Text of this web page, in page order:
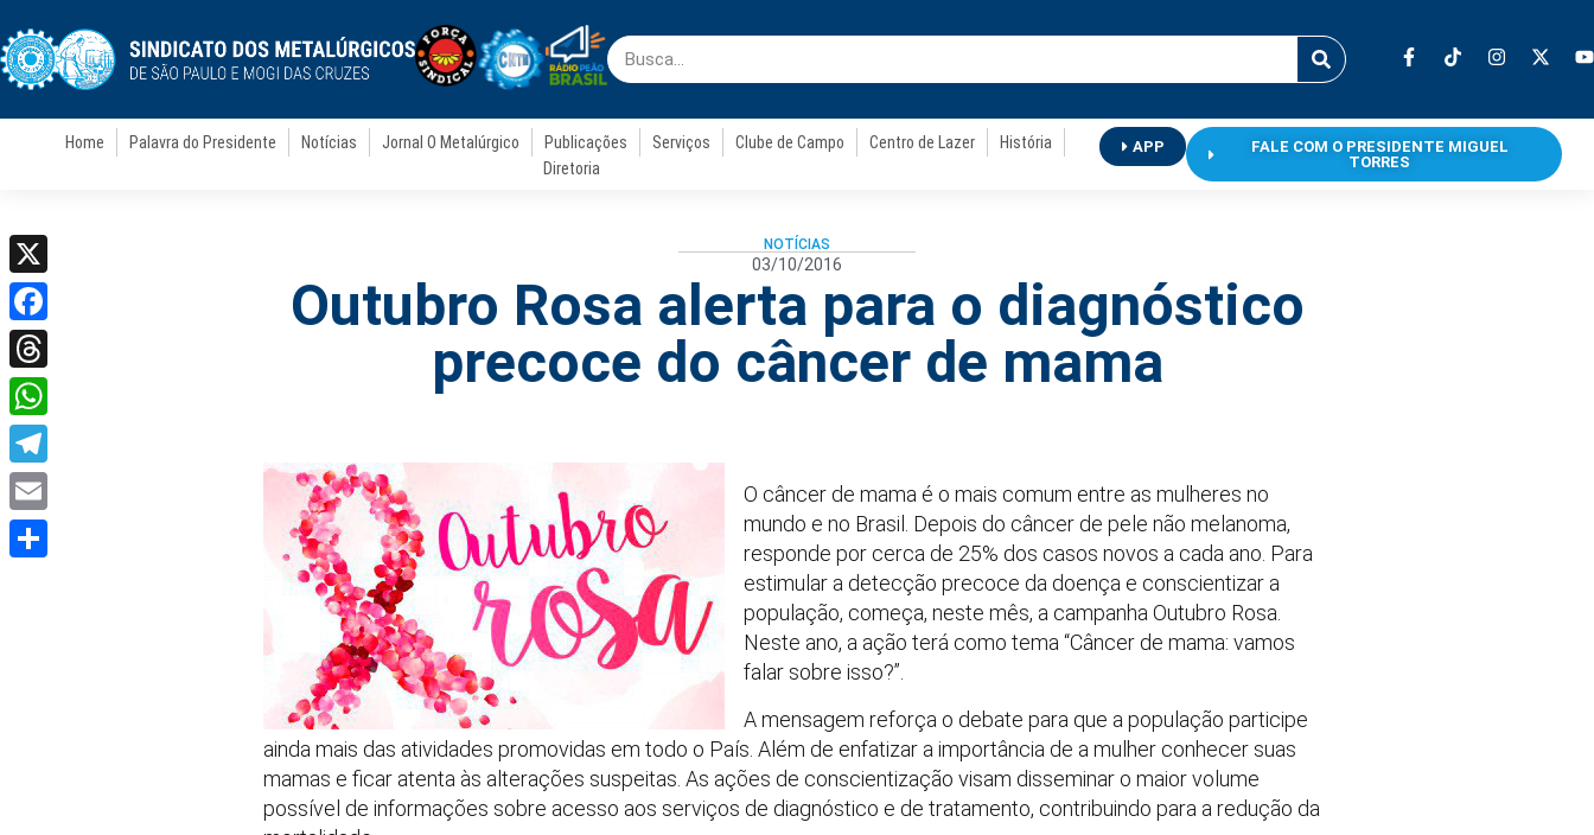
Home Palavra do Presidente Notícias Jornal O Metalúrgico Publicações Serviços Clube de Campo Centro de Lazer
História
Diretoria
APP
FALE COM O PRESIDENTE MIGUEL
TORRES
NOTÍCIAS
03/10/2016
Outubro Rosa alerta para o diagnóstico
precoce do câncer de mama
O câncer de mama é o mais comum entre as mulheres no
mundo e no Brasil. Depois do câncer de pele não melanoma,
responde por cerca de 25% dos casos novos a cada ano. Para
estimular a detecção precoce da doença e conscientizar a
população, começa, neste mês, a campanha Outubro Rosa.
Neste ano, a ação terá como tema “Câncer de mama: vamos
falar sobre isso?”.
A mensagem reforça o debate para que a população participe
ainda mais das atividades promovidas em todo o País. Além de enfatizar a importância de a mulher conhecer suas
mamas e ficar atenta às alterações suspeitas. As ações de conscientização visam disseminar o maior volume
possível de informações sobre acesso aos serviços de diagnóstico e de tratamento, contribuindo para a redução da
X
Facebook
Threads
WhatsApp
Telegram
Email